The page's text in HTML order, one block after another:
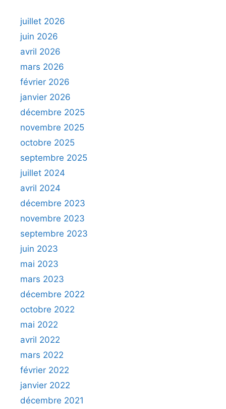
juillet 2026
juin 2026
avril 2026
mars 2026
février 2026
janvier 2026
décembre 2025
novembre 2025
octobre 2025
septembre 2025
juillet 2024
avril 2024
décembre 2023
novembre 2023
septembre 2023
juin 2023
mai 2023
mars 2023
décembre 2022
octobre 2022
mai 2022
avril 2022
mars 2022
février 2022
janvier 2022
décembre 2021